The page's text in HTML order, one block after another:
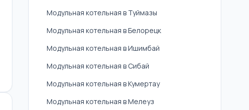
Модульная котельная в Туймазы
Модульная котельная в Белорецк
Модульная котельная в Ишимбай
Модульная котельная в Сибай
Модульная котельная в Кумертау
Модульная котельная в Мелеуз